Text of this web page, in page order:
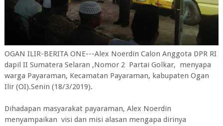
OGAN ILIR-BERITA ONE---Alex Noerdin Calon Anggota DPR RI
dapil II Sumatera Selaran ,Nomor 2 Partai Golkar, menyapa
warga Payaraman, Kecamatan Payaraman, kabupaten Ogan
Ilir (OI).Senin (18/3/2019).
Dihadapan masyarakat payaraman, Alex Noerdin
menyampaikan visi dan misi alasan mengapa dirinya